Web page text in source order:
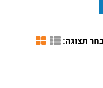
תצוגה: